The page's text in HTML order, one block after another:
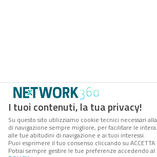
I tuoi contenuti, la tua privacy!
Su questo sito utilizziamo cookie tecnici necessari
di navigazione sempre migliore, per facilitare le
alle tue abitudini di navigazione e ai tuoi interessi.
Puoi esprimere il tuo consenso cliccando su
Potrai sempre gestire le tue preferenze accedendo